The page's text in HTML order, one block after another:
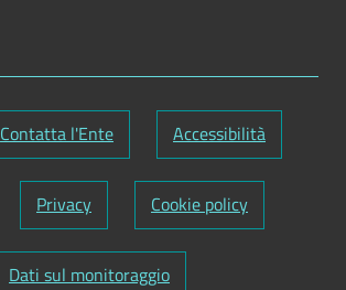
Contatta l'Ente Accessibilità
Privacy Cookie policy
Dati sul monitoraggio